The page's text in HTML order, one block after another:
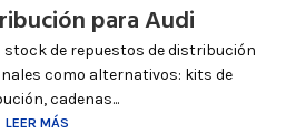
para Audi
de repuestos de distribución
como alternativos: kits de
cadenas...
LEER MÁS